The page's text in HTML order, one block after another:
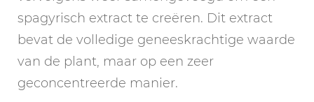
spagyrisch extract te creëren. Dit extract
bevat de volledige geneeskrachtige waarde
van de plant, maar op een zeer
geconcentreerde manier.